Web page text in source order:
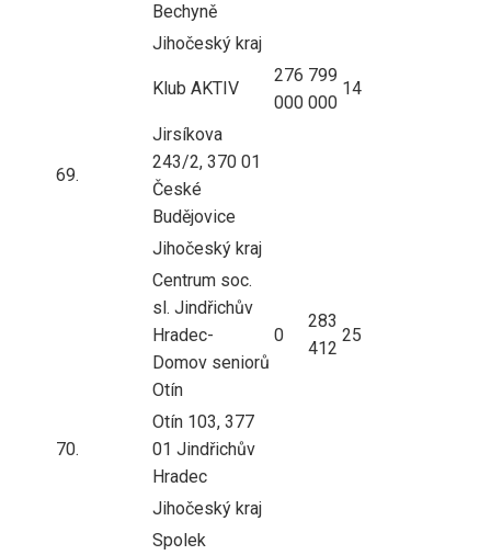
Bechyně
Jihočeský kraj
Klub AKTIV
276
000
799
000
14
69.
Jirsíkova
243/2, 370 01
České
Budějovice
Jihočeský kraj
Centrum soc.
sl. Jindřichův
Hradec-
Domov seniorů
Otín
0
283
412
25
70.
Otín 103, 377
01 Jindřichův
Hradec
Jihočeský kraj
Spolek